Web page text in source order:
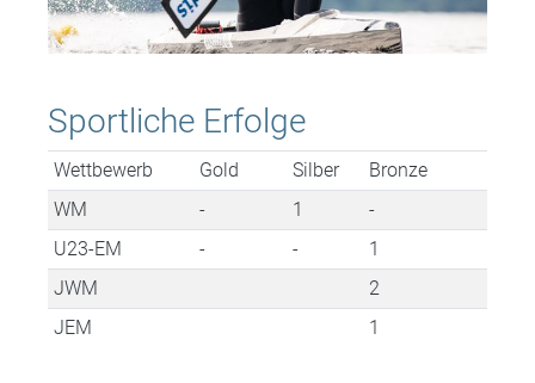
Sportliche Erfolge
Wettbewerb Gold Silber
Bronze
WM
- 1
-
U23-EM
- -
1
JWM
2
JEM
1